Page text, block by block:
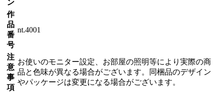
ン
作
品
番
号
nt.4001
注
意
事
項
お使いのモニター設定、お部屋の照明等により実際の商
品と色味が異なる場合がございます。同梱品のデザイン
やパッケージは変更になる場合がございます。